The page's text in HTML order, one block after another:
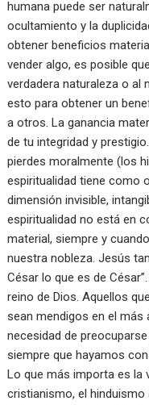
humana puede ser
ocultamiento y la
obtener beneficios
vender algo, es posible
verdadera naturaleza o
esto para obtener un
a otros. La ganancia
de tu integridad y
pierdes moralmente (los
espiritualidad tiene como
dimensión invisible,
espiritualidad no está en
material, siempre y
nuestra nobleza. Jesús
César lo que es de
reino de Dios. Aquellos
sean mendigos en el más
necesidad de
siempre que hayamos
Lo que más importa es la
cristianismo, el hinduismo